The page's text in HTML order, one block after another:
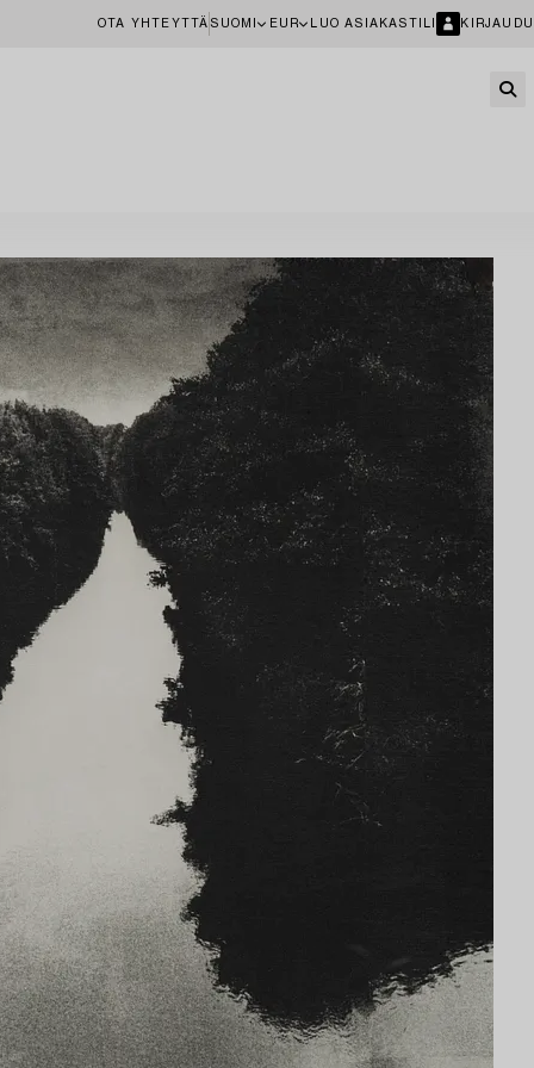
OTA YHTEYTTÄ SUOMI EUR LUO ASIAKASTILI KIRJAUDU